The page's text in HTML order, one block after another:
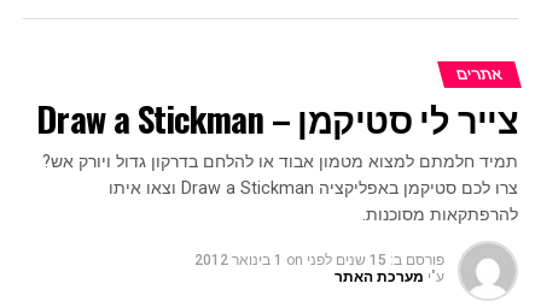
אתרים
צייר לי סטיקמן – Draw a Stickman
תמיד חלמתם למצוא מטמון אבוד או להלחם בדרקון גדול ויורק אש?
צרו לכם סטיקמן באפליקציה Draw a Stickman וצאו איתו
להרפתקאות מסוכנות.
פורסם ב: 15 שנים לפני on 1 בינואר 2012
ע"י מערכת האתר